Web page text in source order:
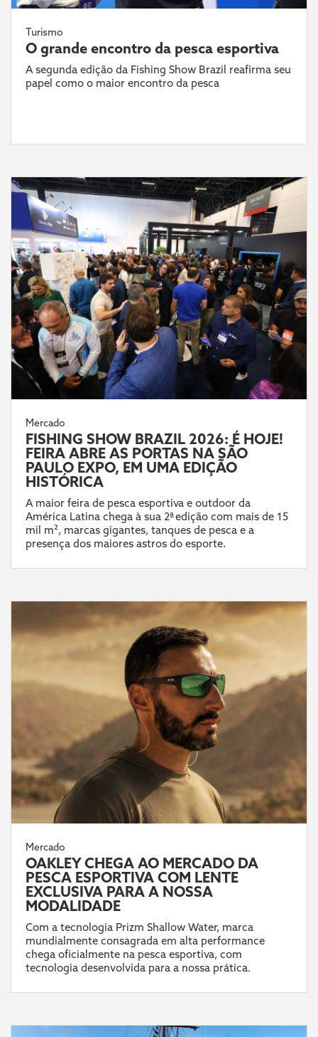
Turismo
O grande encontro da pesca esportiva
A segunda edição da Fishing Show Brazil reafirma seu
papel como o maior encontro da pesca
Mercado
FISHING SHOW BRAZIL 2026: É HOJE!
FEIRA ABRE AS PORTAS NA SÃO
PAULO EXPO, EM UMA EDIÇÃO
HISTÓRICA
A maior feira de pesca esportiva e outdoor da
América Latina chega à sua 2ª edição com mais de 15
mil m², marcas gigantes, tanques de pesca e a
presença dos maiores astros do esporte.
Mercado
OAKLEY CHEGA AO MERCADO DA
PESCA ESPORTIVA COM LENTE
EXCLUSIVA PARA A NOSSA
MODALIDADE
Com a tecnologia Prizm Shallow Water, marca
mundialmente consagrada em alta performance
chega oficialmente na pesca esportiva, com
tecnologia desenvolvida para a nossa prática.